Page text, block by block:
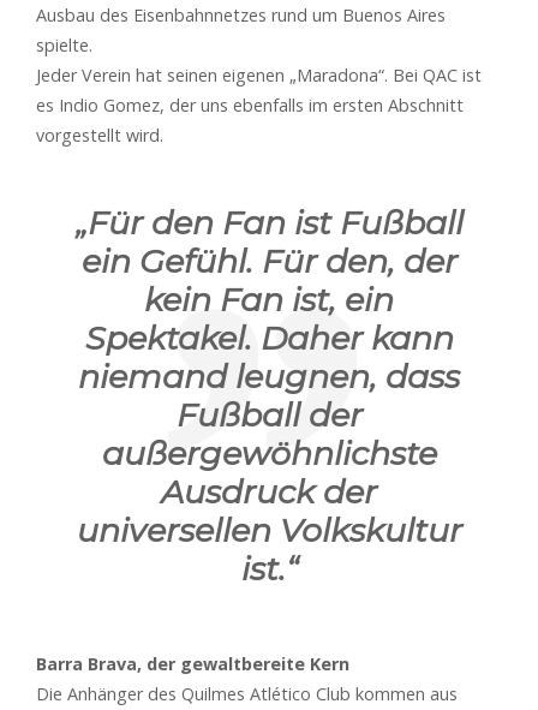
Ausbau des Eisenbahnnetzes rund um Buenos Aires
spielte.
Jeder Verein hat seinen eigenen „Maradona“. Bei QAC ist
es Indio Gomez, der uns ebenfalls im ersten Abschnitt
vorgestellt wird.
„Für den Fan ist Fußball
ein Gefühl. Für den, der
kein Fan ist, ein
Spektakel. Daher kann
niemand leugnen, dass
Fußball der
außergewöhnlichste
Ausdruck der
universellen Volkskultur
ist.“
Barra Brava, der gewaltbereite Kern
Die Anhänger des Quilmes Atlético Club kommen aus